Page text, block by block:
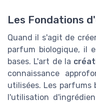
Les Fondations
Quand il s'agit de
parfum biologique, il
bases. L'art de la
connaissance
utilisées. Les parfums
l'utilisation